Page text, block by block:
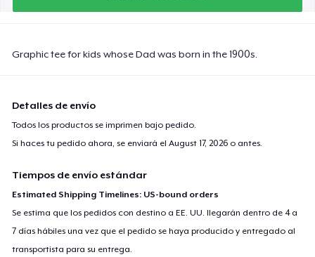
Graphic tee for kids whose Dad was born in the 1900s.
Detalles de envío
Todos los productos se imprimen bajo pedido.
Si haces tu pedido ahora, se enviará elAugust 17, 2026 o antes.
Tiempos de envío estándar
Estimated Shipping Timelines: US-bound orders
Se estima que los pedidos con destino a EE. UU. llegarán dentro de 4 a
7 días hábiles una vez que el pedido se haya producido y entregado al
transportista para su entrega.